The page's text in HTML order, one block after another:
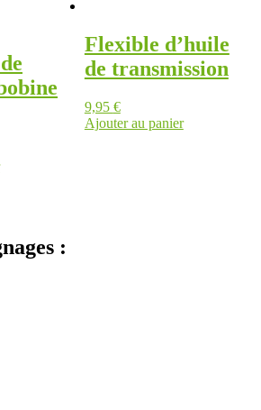
Flexible d’huile
de transmission
9,95 €
Ajouter au panier
: